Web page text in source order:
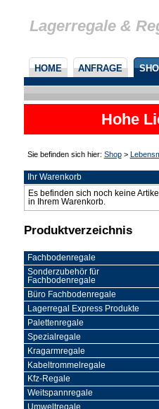
Lagerregale &
HOME ANFRAGE
Hohe
Sie befinden sich hier: Shop>
Ihr Warenkorb
Es befinden sich noch keine Artikel
in Ihrem Warenkorb.
Produktverzeichnis
Fachbodenregale
Sonderzubehör für
Fachbodenregale
Büro Fachbodenregale
Lagerregal Express Produkte
Palettenregale
Spezialregale
Kragarmregale
Kabeltrommelregale
Kfz-Regale
Weitspannregale
Umweltregale